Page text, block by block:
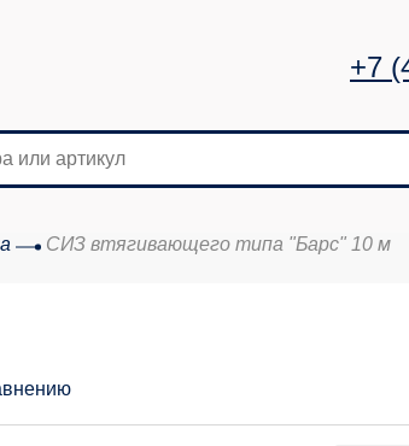
+7
СИЗ втягивающего типа "Барс" 10 м